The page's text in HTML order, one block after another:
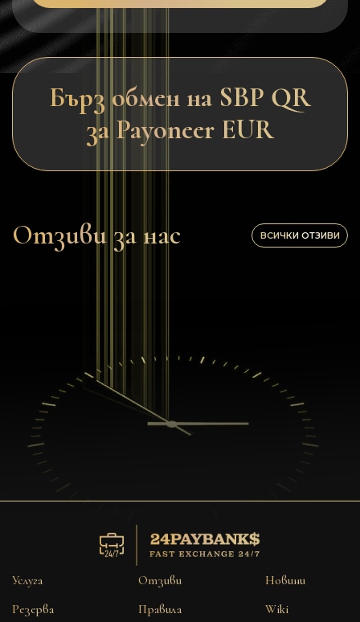
Бърз обмен на SBP QR
за Payoneer EUR
Отзиви за нас ВСИЧКИ ОТЗИВИ
Услуга
Резерва
Отзиви
Правила
Новини
Wiki